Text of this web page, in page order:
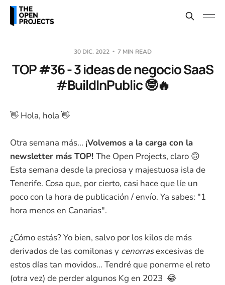
30 DIC. 2022 7 MIN READ
TOP #36 - 3 ideas de negocio SaaS
#BuildInPublic 🤓🔥
👋 Hola, hola 👋
Otra semana más... ¡Volvemos a la carga con la
newsletter más TOP! The Open Projects, claro 🙃
Esta semana desde la preciosa y majestuosa isla de
Tenerife. Cosa que, por cierto, casi hace que líe un
poco con la hora de publicación / envío. Ya sabes: "1
hora menos en Canarias".
¿Cómo estás? Yo bien, salvo por los kilos de más
derivados de las comilonas y cenorrasexcesivas de
estos días tan movidos... Tendré que ponerme el reto
(otra vez) de perder algunos Kg en 2023 😂